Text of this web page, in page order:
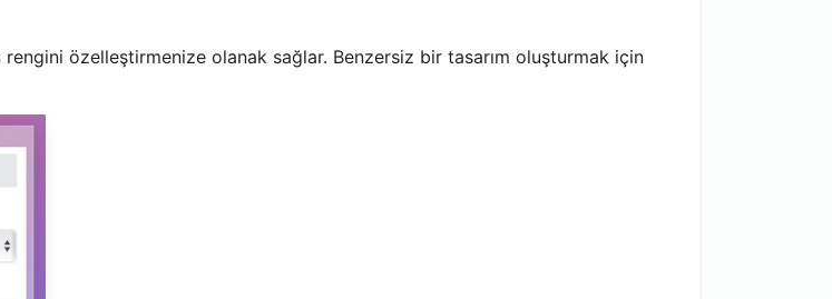
rengini özelleştirmenize olanak sağlar. Benzersiz bir tasarım oluşturmak için